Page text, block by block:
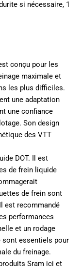
si nécessaire, 1
conçu pour les
maximale et
les plus difficiles.
une adaptation
une confiance
Son design
des VTT
DOT. Il est
de frein liquide
de frein sont
est recommandé
performances
et un rodage
sont essentiels pour
du freinage.
Sram ici et